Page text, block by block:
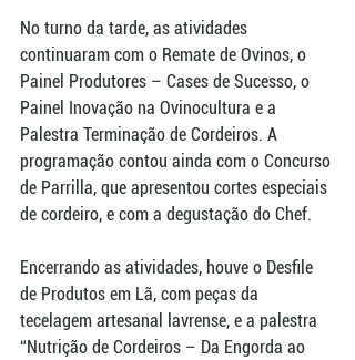
No turno da tarde, as atividades
continuaram com o Remate de Ovinos, o
Painel Produtores – Cases de Sucesso, o
Painel Inovação na Ovinocultura e a
Palestra Terminação de Cordeiros. A
programação contou ainda com o Concurso
de Parrilla, que apresentou cortes especiais
de cordeiro, e com a degustação do Chef.
Encerrando as atividades, houve o Desfile
de Produtos em Lã, com peças da
tecelagem artesanal lavrense, e a palestra
“Nutrição de Cordeiros – Da Engorda ao